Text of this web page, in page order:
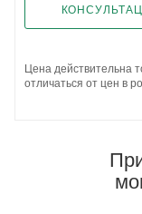
Цена действительна
отличаться от цен в